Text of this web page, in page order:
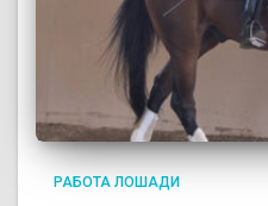
РАБОТА ЛОШАДИ